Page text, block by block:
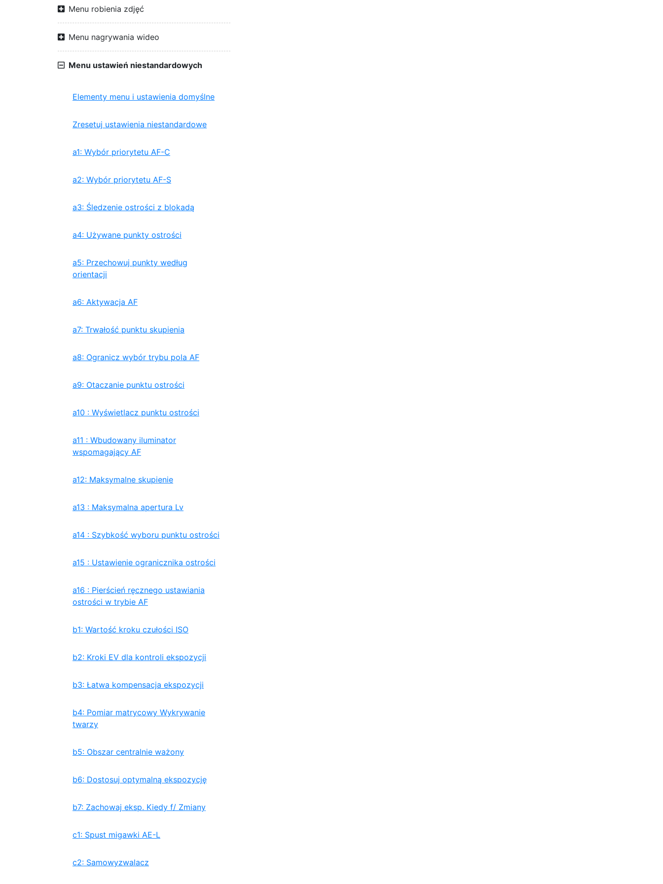
Menu robienia zdjęć
Menu nagrywania wideo
Menu ustawień niestandardowych
Elementy menu i ustawienia domyślne
Zresetuj ustawienia niestandardowe
a1: Wybór priorytetu AF-C
a2: Wybór priorytetu AF-S
a3: Śledzenie ostrości z blokadą
a4: Używane punkty ostrości
a5: Przechowuj punkty według
orientacji
a6: Aktywacja AF
a7: Trwałość punktu skupienia
a8: Ogranicz wybór trybu pola AF
a9: Otaczanie punktu ostrości
a10 : Wyświetlacz punktu ostrości
a11 : Wbudowany iluminator
wspomagający AF
a12: Maksymalne skupienie
a13 : Maksymalna apertura Lv
a14 : Szybkość wyboru punktu ostrości
a15 : Ustawienie ogranicznika ostrości
a16 : Pierścień ręcznego ustawiania
ostrości w trybie AF
b1: Wartość kroku czułości ISO
b2: Kroki EV dla kontroli ekspozycji
b3: Łatwa kompensacja ekspozycji
b4: Pomiar matrycowy Wykrywanie
twarzy
b5: Obszar centralnie ważony
b6: Dostosuj optymalną ekspozycję
b7: Zachowaj eksp. Kiedy f/ Zmiany
c1: Spust migawki AE-L
c2: Samowyzwalacz